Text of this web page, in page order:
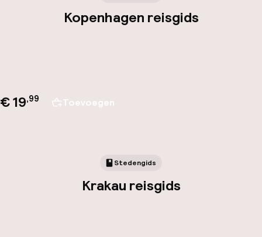
Kopenhagen reisgids
€ 19,99 Toevoegen
Stedengids
Krakau reisgids